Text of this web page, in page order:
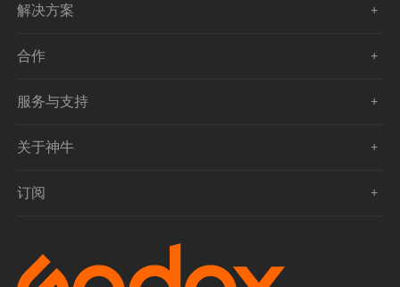
解决方案
合作
服务与支持
关于神牛
订阅